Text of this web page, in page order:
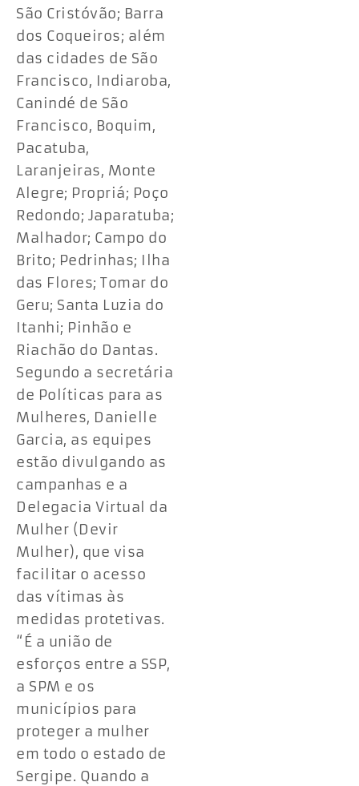
São Cristóvão; Barra
dos Coqueiros; além
das cidades de São
Francisco, Indiaroba,
Canindé de São
Francisco, Boquim,
Pacatuba,
Laranjeiras, Monte
Alegre; Propriá; Poço
Redondo; Japaratuba;
Malhador; Campo do
Brito; Pedrinhas; Ilha
das Flores; Tomar do
Geru; Santa Luzia do
Itanhi; Pinhão e
Riachão do Dantas.
Segundo a secretária
de Políticas para as
Mulheres, Danielle
Garcia, as equipes
estão divulgando as
campanhas e a
Delegacia Virtual da
Mulher (Devir
Mulher), que visa
facilitar o acesso
das vítimas às
medidas protetivas.
“É a união de
esforços entre a SSP,
a SPM e os
municípios para
proteger a mulher
em todo o estado de
Sergipe. Quando a